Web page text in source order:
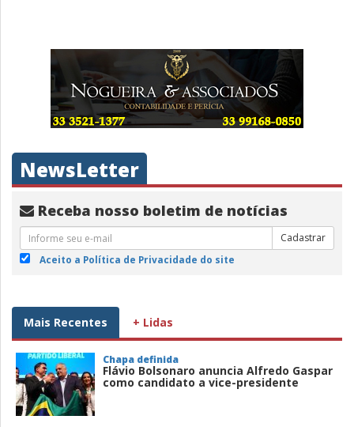
NewsLetter
Receba nosso boletim de notícias
Cadastrar
Aceito a Política de Privacidade do site
Mais Recentes + Lidas
Chapa definida
Flávio Bolsonaro anuncia Alfredo Gaspar
como candidato a vice-presidente